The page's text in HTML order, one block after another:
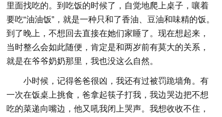
里面找吃的。到吃饭的时候了，自觉地爬上桌子，嚷着
要吃“油油饭”，就是一种只和了香油、豆油和味精的饭。
到了晚上，不想回去直接在她们家睡了。现在想起来，
当时整么会如此随便，肯定是和两岁前有莫大的关系，
就是在爷爷奶奶那里，我也没这么自然。
小时候，记得爸爸很凶，我还有过被罚跪墙角。有
一次在饭桌上挑食，爸拿起筷子打我，我边哭边把不想
吃的菜递向嘴边，他又吼我闭上哭声。我想收收不住，